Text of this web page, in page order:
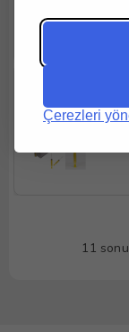
Çerezleri
TTT Plastik
( 1500 Adet )
11